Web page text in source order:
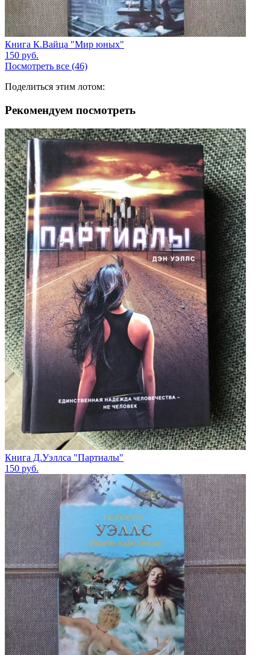
Книга К.Вайца "Мир юных"
150 руб.
Посмотреть все (46)
Поделиться этим лотом:
Рекомендуем посмотреть
Книга Д.Уэллса "Партиалы"
150 руб.